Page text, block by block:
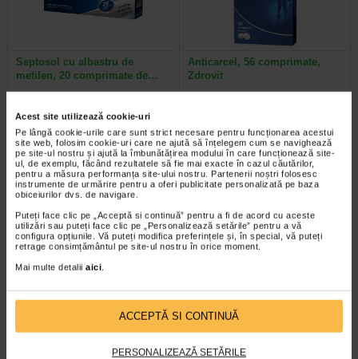
Acest site utilizează cookie-uri
Pe lângă cookie-urile care sunt strict necesare pentru funcționarea acestui
site web, folosim cookie-uri care ne ajută să înțelegem cum se navighează
pe site-ul nostru și ajută la îmbunătățirea modului în care funcționează site-
ul, de exemplu, făcând rezultatele să fie mai exacte în cazul căutărilor,
pentru a măsura performanța site-ului nostru. Partenerii noștri folosesc
instrumente de urmărire pentru a oferi publicitate personalizată pe baza
obiceiurilor dvs. de navigare.
Puteți face clic pe „Acceptă si continuă” pentru a fi de acord cu aceste
utilizări sau puteți face clic pe „Personalizează setările” pentru a vă
configura opțiunile. Vă puteți modifica preferințele și, în special, vă puteți
retrage consimțământul pe site-ul nostru în orice moment.
Mai multe detalii aici.
ACCEPTĂ SI CONTINUĂ
PERSONALIZEAZĂ SETĂRILE
Septosol cu albastru de
metilen, 20 comprimate de…
Septosol cu albastru de metilen
este un supliment alimentar cu
albastru de metilen ce contribuie…
Anticarcel, 56 comprimate,
Zdrovit
la metabolismul energetic normal…
-25% Preț întreg:
Preț redus: 43.13 Lei